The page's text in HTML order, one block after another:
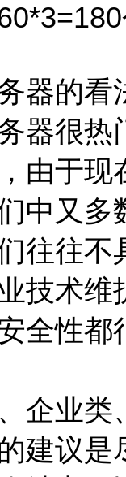
器的看
器很热
，由于
中又
往往
技术
全性
企业
建议是